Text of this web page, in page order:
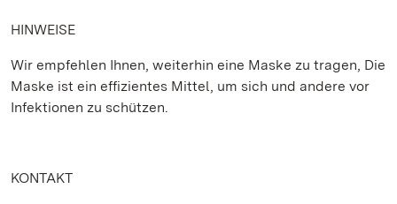
HINWEISE
Wir empfehlen Ihnen, weiterhin eine Maske zu tragen, Die
Maske ist ein effizientes Mittel, um sich und andere vor
Infektionen zu schützen.
KONTAKT